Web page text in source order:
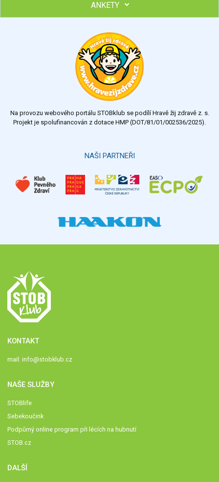
ANKETY
Výsledky Všechny ankety
Na provozu webového portálu STOBklub se podílí Hravě žij zdravě z. s.
Projekt je spolufinancován z dotace HMP (DOT/81/01/002536/2025).
NAŠI PARTNEŘI
KONTAKT
mail: info@stobklub.cz
NAŠE SLUŽBY
STOBlife
Sebekoučink
Podpůrný online program při lécích na hubnutí
STOB.cz
DALŠÍ